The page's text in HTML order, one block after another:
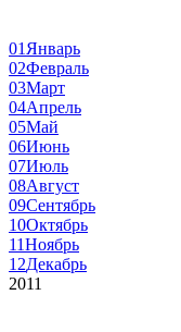
01 Январь
02Февраль
03Март
04Апрель
05Май
06Июнь
07Июль
08Август
09Сентябрь
10Октябрь
11Ноябрь
12Декабрь
2011